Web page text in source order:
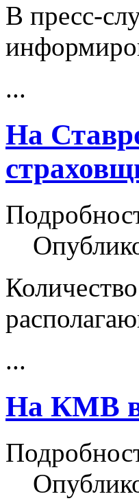
В пресс-
...
На
...
На КМВ